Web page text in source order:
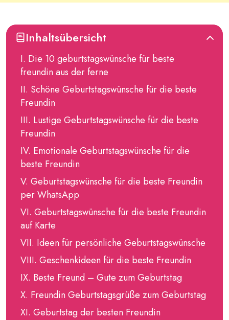
Inhaltsübersicht
Die 10 geburtstagswünsche für beste
freundin aus der ferne
Schöne Geburtstagswünsche für die beste
Freundin
Lustige Geburtstagswünsche für die beste
Freundin
Emotionale Geburtstagswünsche für die
beste Freundin
Geburtstagswünsche für die beste Freundin
per WhatsApp
Geburtstagswünsche für die beste Freundin
auf Karte
Ideen für persönliche Geburtstagswünsche
Geschenkideen für die beste Freundin
Beste Freund – Gute zum Geburtstag
Freundin Geburtstagsgrüße zum Geburtstag
Geburtstag der besten Freundin